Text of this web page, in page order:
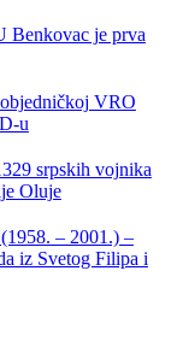
je prva
VRO
u
srpskih vojnika
Oluje
– 2001.) –
iz Svetog Filipa i